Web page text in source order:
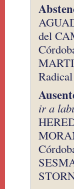
del
ir a